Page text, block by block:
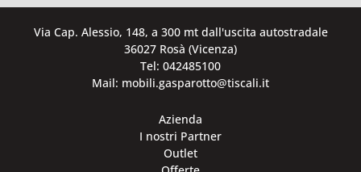
Via Cap. Alessio, 148, a 300 mt dall'uscita autostradale
36027 Rosà (Vicenza)
Tel: 042485100
Mail: mobili.gasparotto@tiscali.it
Azienda
I nostri Partner
Outlet